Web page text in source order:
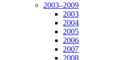
2003–2009
2003
2004
2005
2006
2007
2008